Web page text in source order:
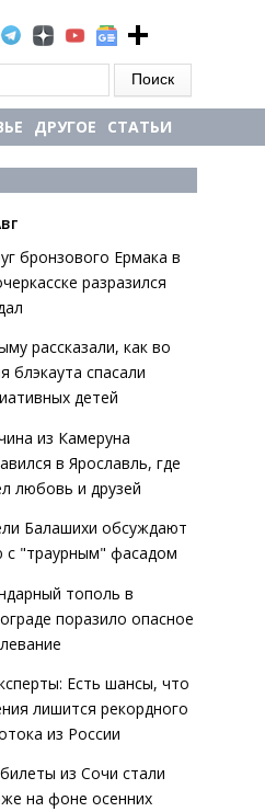
ДРУГОЕ СТАТЬИ
бронзового Ермака в
разразился
рассказали, как во
блэкаута спасали
детей
из Камеруна
в Ярославль, где
любовь и друзей
Балашихи обсуждают
с "траурным" фасадом
тополь в
поразило опасное
Есть шансы, что
лишится рекордного
из России
из Сочи стали
на фоне осенних